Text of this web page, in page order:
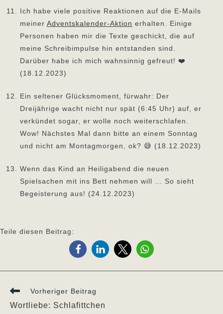
Ich habe viele positive Reaktionen auf die E-Mails
meiner Adventskalender-Aktion erhalten. Einige
Personen haben mir die Texte geschickt, die auf
meine Schreibimpulse hin entstanden sind.
Darüber habe ich mich wahnsinnig gefreut! ❤️
(18.12.2023)
Ein seltener Glücksmoment, fürwahr: Der
Dreijährige wacht nicht nur spät (6:45 Uhr) auf, er
verkündet sogar, er wolle noch weiterschlafen.
Wow! Nächstes Mal dann bitte an einem Sonntag
und nicht am Montagmorgen, ok? 😅 (18.12.2023)
Wenn das Kind an Heiligabend die neuen
Spielsachen mit ins Bett nehmen will … So sieht
Begeisterung aus! (24.12.2023)
Teile diesen Beitrag:
Weitere
ansehen
Vorheriger Beitrag
Wortliebe: Schlafittchen